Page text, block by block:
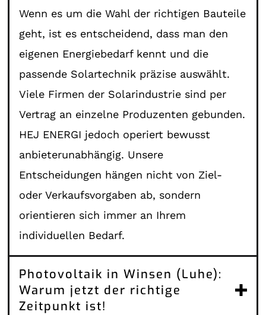
Wenn es um die Wahl der richtigen Bauteile
geht, ist es entscheidend, dass man den
eigenen Energiebedarf kennt und die
passende Solartechnik präzise auswählt.
Viele Firmen der Solarindustrie sind per
Vertrag an einzelne Produzenten gebunden.
HEJ ENERGI jedoch operiert bewusst
anbieterunabhängig. Unsere
Entscheidungen hängen nicht von Ziel-
oder Verkaufsvorgaben ab, sondern
orientieren sich immer an Ihrem
individuellen Bedarf.
Photovoltaik in Winsen (Luhe):
Warum jetzt der richtige
Zeitpunkt ist!